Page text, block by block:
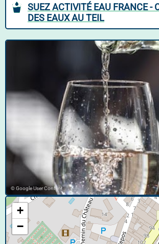
SUEZ ACTIVITÉ EAU FRANCE -
DES EAUX AU TEIL
© Google User Content
+
−